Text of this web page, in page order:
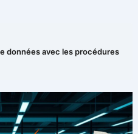
données avec les procédures